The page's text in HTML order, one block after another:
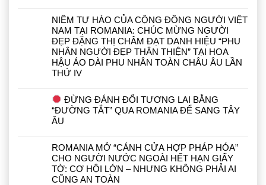
NIỀM TỰ HÀO CỦA CỘNG ĐỒNG NGƯỜI VIỆT
NAM TẠI ROMANIA: CHÚC MỪNG NGƯỜI
ĐẸP ĐẶNG THỊ CHÂM ĐẠT DANH HIỆU “PHU
NHÂN NGƯỜI ĐẸP THÂN THIỆN” TẠI HOA
HẬU ÁO DÀI PHU NHÂN TOÀN CHÂU ÂU LẦN
THỨ IV
ĐỪNG ĐÁNH ĐỔI TƯƠNG LAI BẰNG
“ĐƯỜNG TẮT” QUA ROMANIA ĐỂ SANG TÂY
ÂU
ROMANIA MỞ “CÁNH CỬA HỢP PHÁP HÓA”
CHO NGƯỜI NƯỚC NGOÀI HẾT HẠN GIẤY
TỜ: CƠ HỘI LỚN – NHƯNG KHÔNG PHẢI AI
CŨNG AN TOÀN